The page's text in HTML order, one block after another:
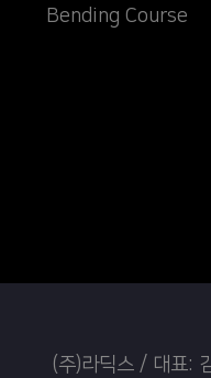
Bending Course
(주)라딕스 / 대표: